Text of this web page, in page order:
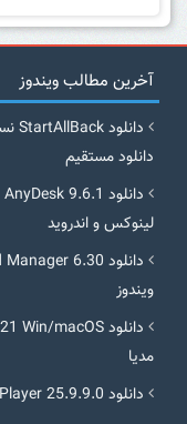
آخرین مطالب ویندوز
دانلود مستقیم
لینوکس و اندروید
ویندوز
مدیا
دانلود Daum PotPlayer 25.9.9.0 ویدئوپلیر پات پلیر